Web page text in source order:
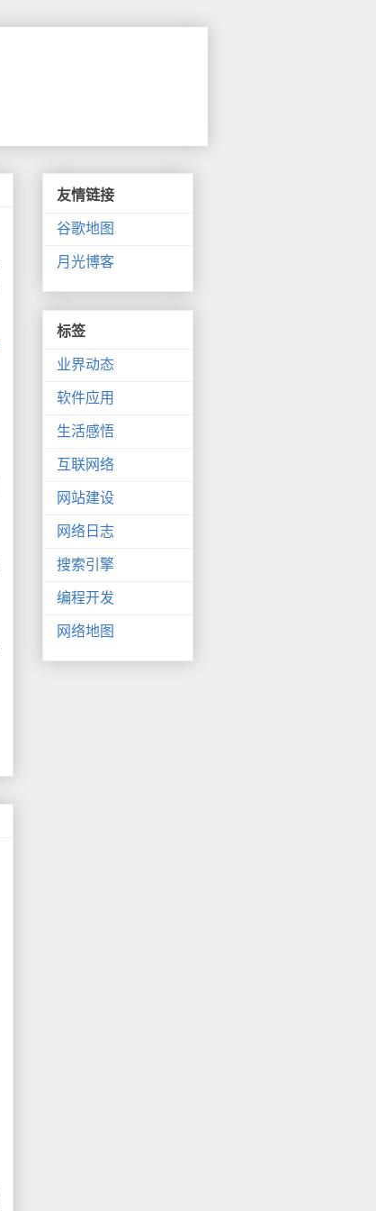
友情链接
谷歌地图
月光博客
标签
业界动态
软件应用
生活感悟
互联网络
网站建设
网络日志
搜索引擎
编程开发
网络地图